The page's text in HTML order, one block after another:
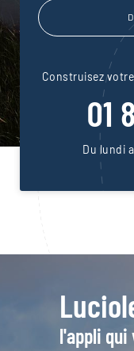
Construisez
01
Du lundi
l'appli qui